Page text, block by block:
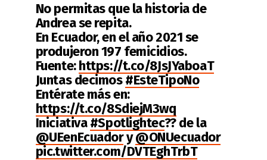
No permitas que la historia de
Andrea se repita.
En Ecuador, en el año 2021 se
produjeron 197 femicidios.
Fuente:https://t.co/8JsJYaboaT
Juntas decimos#EsteTipoNo
Entérate más en:
https://t.co/8SdiejM3wq
Iniciativa#Spotlightec?? de la
@UEenEcuadory@ONUecuador
pic.twitter.com/DVTEghTrbT